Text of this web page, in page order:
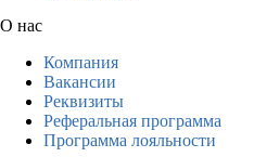
О нас
Компания
Вакансии
Реквизиты
Реферальная программа
Программа лояльности